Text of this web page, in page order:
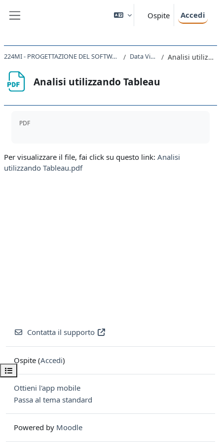
Ospite Accedi
Apri indice del corso
224MI - PROGETTAZIONE DEL SOFTWARE E DEI SISTEMI INFORMATIVI 2021 Data Visualization Analisi utilizzando Tableau
Analisi utilizzando Tableau
PDF
Per visualizzare il file, fai click su questo link: Analisi
utilizzando Tableau.pdf
Contatta il supporto
Ospite (Accedi)
Ottieni l'app mobile
Passa al tema standard
Powered by Moodle